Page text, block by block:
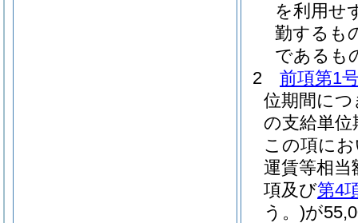
を利用せ
勤するも
であるも
2
前項第1
位期間に
の支給単
この項に
運賃等相
項及び第4
う。)が